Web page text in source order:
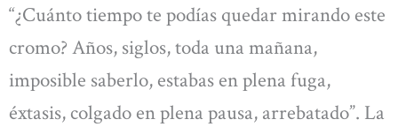
“¿Cuánto tiempo te podías quedar mirando este
cromo? Años, siglos, toda una mañana,
imposible saberlo, estabas en plena fuga,
éxtasis, colgado en plena pausa, arrebatado”. La